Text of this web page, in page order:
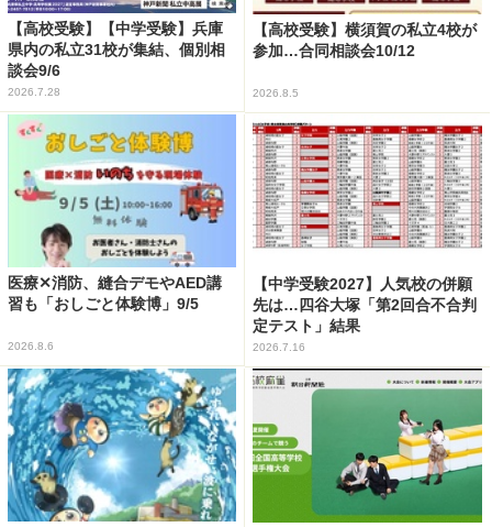
【高校受験】【中学受験】兵庫
県内の私立31校が集結、個別相
談会9/6
2026.7.28
【高校受験】横須賀の私立4校が
参加…合同相談会10/12
2026.8.5
医療✕消防、縫合デモやAED講
習も「おしごと体験博」9/5
2026.8.6
【中学受験2027】人気校の併願
先は…四谷大塚「第2回合不合判
定テスト」結果
2026.7.16